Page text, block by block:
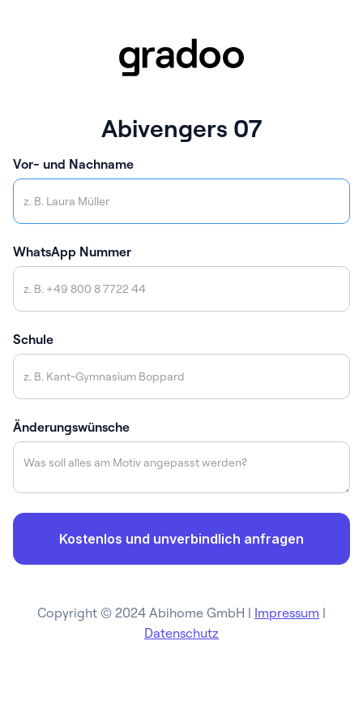
Abivengers 07
Vor- und Nachname
WhatsApp Nummer
Schule
Änderungswünsche
Copyright © 2024 Abihome GmbH | Impressum |
Datenschutz